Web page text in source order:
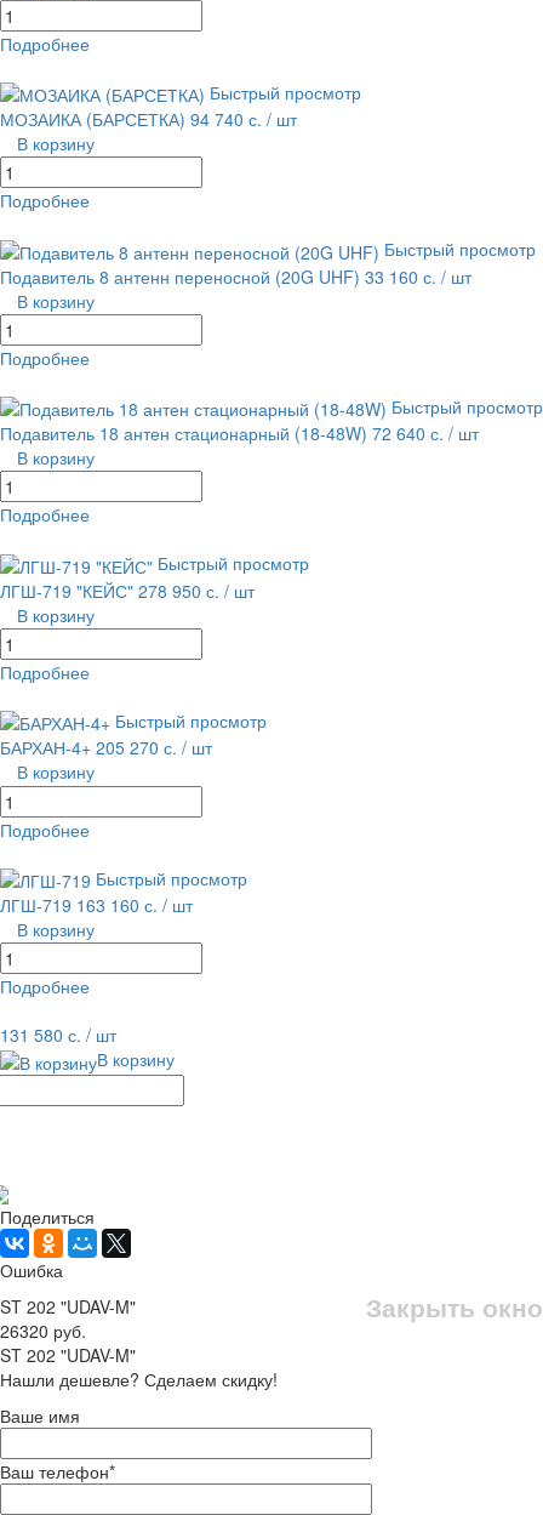
Подробнее
Быстрый просмотр
МОЗАИКА (БАРСЕТКА) 94 740 с. / шт
В корзину
Подробнее
Быстрый просмотр
Подавитель 8 антенн переносной (20G UHF) 33 160 с. / шт
В корзину
Подробнее
Быстрый просмотр
Подавитель 18 антен стационарный (18-48W) 72 640 с. / шт
В корзину
Подробнее
Быстрый просмотр
ЛГШ-719 "КЕЙС" 278 950 с. / шт
В корзину
Подробнее
Быстрый просмотр
БАРХАН-4+ 205 270 с. / шт
В корзину
Подробнее
Быстрый просмотр
ЛГШ-719 163 160 с. / шт
В корзину
Подробнее
131 580 с. / шт
В корзину
Поделиться
Ошибка
Закрыть окно
ST 202 "UDAV-M"
26320 руб.
ST 202 "UDAV-M"
Нашли дешевле? Сделаем скидку!
Ваше имя
Ваш телефон*